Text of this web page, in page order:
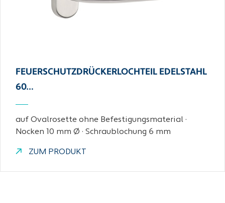
FEUERSCHUTZDRÜCKERLOCHTEIL EDELSTAHL
60…
auf Ovalrosette ohne Befestigungsmaterial ·
Nocken 10 mm Ø · Schraublochung 6 mm
ZUM PRODUKT